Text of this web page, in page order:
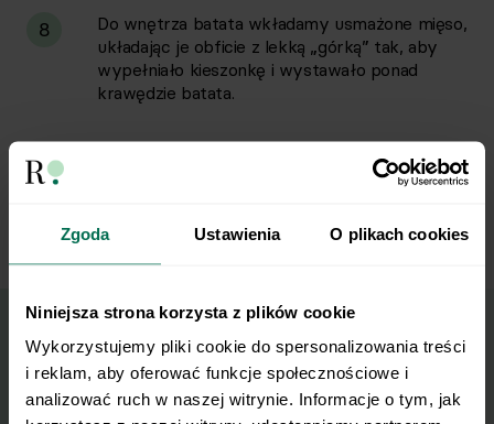
Zgoda Ustawienia O plikach cookies
Niniejsza strona korzysta z plików cookie
Wykorzystujemy pliki cookie do spersonalizowania treści
i reklam, aby oferować funkcje społecznościowe i
analizować ruch w naszej witrynie. Informacje o tym, jak
8
Do wnętrza batata wkładamy usmażone mięso,
układając je obficie z lekką „górką” tak, aby
wypełniało kieszonkę i wystawało ponad
krawędzie batata.
9
Posypujemy nadzianego batata mozzarellą i
wkładamy go z powrotem do piekarnika na ok.
Wyślij przepis na e-mail